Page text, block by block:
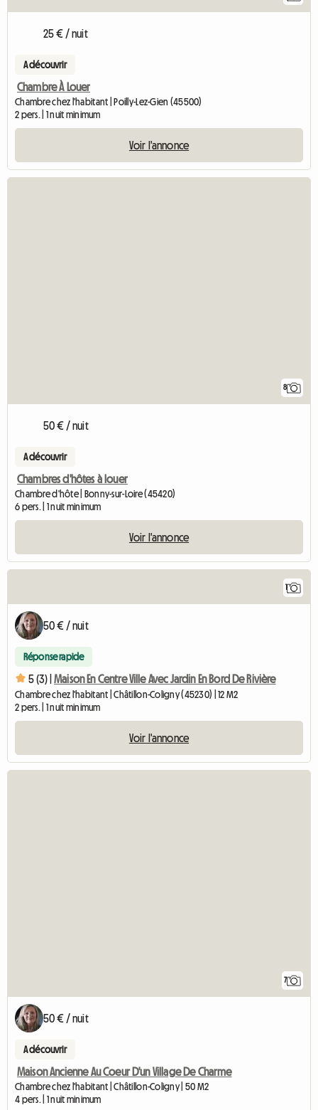
25 € / nuit
A découvrir
Chambre À Louer
Chambre chez l'habitant | Poilly-Lez-Gien (45500)
2 pers. | 1 nuit minimum
Voir l'annonce
8
50 € / nuit
A découvrir
Chambres d'hôtes à louer
Chambre d'hôte | Bonny-sur-Loire (45420)
6 pers. | 1 nuit minimum
Voir l'annonce
1
50 € / nuit
Réponse rapide
5 (3) | Maison En Centre Ville Avec Jardin En Bord De Rivière
Chambre chez l'habitant | Châtillon-Coligny (45230) | 12 M2
2 pers. | 1 nuit minimum
Voir l'annonce
7
50 € / nuit
A découvrir
Maison Ancienne Au Coeur D'un Village De Charme
Chambre chez l'habitant | Châtillon-Coligny | 50 M2
4 pers. | 1 nuit minimum